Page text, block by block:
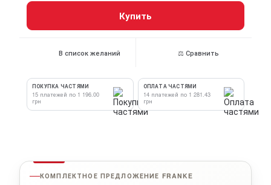
Купить
В список желаний ⚖ Сравнить
ПОКУПКА ЧАСТЯМИ
15 платежей по 1 196.00
грн
ОПЛАТА ЧАСТЯМИ
14 платежей по 1 281.43
грн
КОМПЛЕКТНОЕ ПРЕДЛОЖЕНИЕ FRANKE